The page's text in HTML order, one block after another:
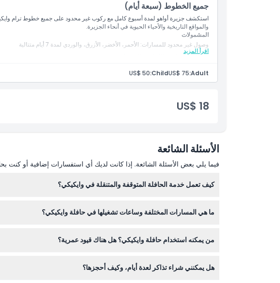
جميع الخطوط (سبعة أيام)
استكشف جزيرة أواهو لمدة أسبوع كامل مع ركوب غير محدود على جميع خطوط ترام
والمواقع التاريخية والأحياء الحيوية في أنحاء الجزيرة.
اقرأ المزيد
المشمولات
وصول غير محدود للمسارات: الأحمر، الأخضر، الأزرق، والوردي لمدة 7 أيام متتالية
وسيلة نقل مناسبة للكراسي المتحركة
Adult:
US$ 75
Child:
US$ 50
US$ 18
الأسئلة الشائعة
فيما يلي بعض الأسئلة الشائعة. إذا كانت لديك أي استفسارات إضافية أو كنت
كيف تعمل خدمة الحافلة المتوقفة والمتنقلة في وايكيكي؟
خلال صلاحية تذكرتك.
ما هي المسارات المختلفة وساعات تشغيلها في حافلة وايكيكي؟
60 دقيقة من 7:30 صباحًا إلى 1:30 ظهرًا، والخط الوردي كل 15 دقيقة من 9:45 صباحًا إلى 8:17 مساءً (قد يتغير الجدول - الرجاء التأكد عند الحجز).
من يمكنه استخدام حافلة وايكيكي؟ هل هناك قيود عمرية؟
هل يمكنني شراء تذاكر لعدة أيام، وكيف أحجزها؟